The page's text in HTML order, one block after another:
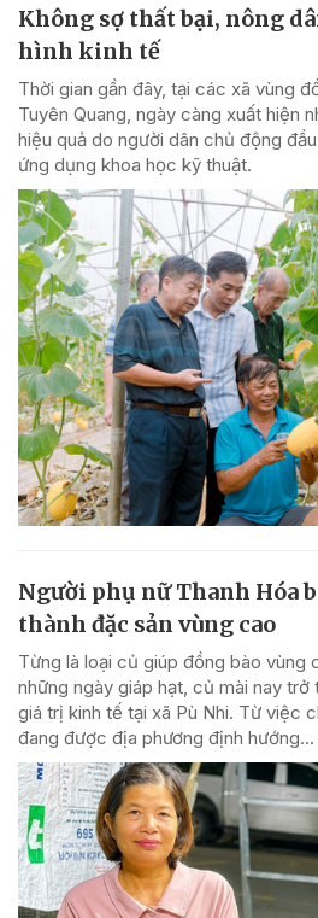
Không sợ thất bại, nông
hình kinh tế
Thời gian gần đây, tại các xã vùng
Tuyên Quang, ngày càng xuất hiện
hiệu quả do người dân chủ động
ứng dụng khoa học kỹ thuật.
Người phụ nữ Thanh Hóa
thành đặc sản vùng cao
Từng là loại củ giúp đồng bào vùng
những ngày giáp hạt, củ mài nay trở
giá trị kinh tế tại xã Pù Nhi. Từ việc
đang được địa phương định hướng...